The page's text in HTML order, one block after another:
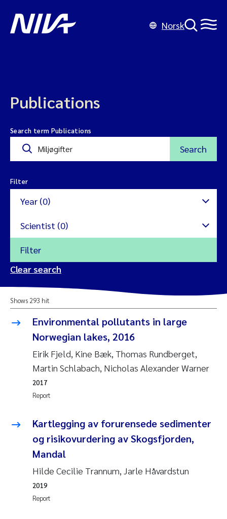
Norsk
Publications
Search term Publications
Search
Filter
Year (0)
2024
2023
2022
2021
2019
2018
2017
Scientist (0)
Amy Lusher
Åse Åtland
Trine Bekkby
Jannicke Moe
Johnny Håll
Philip Wallhead
Reset
Filter
Clear search
Shows 293 hit
Environmental pollutants in large
Norwegian lakes, 2016
Eirik Fjeld, Kine Bæk, Thomas Rundberget,
Martin Schlabach, Nicholas Alexander Warner
Report
2017
Kartlegging av forurensede sedimenter
og risikovurdering av Skogsfjorden,
Mandal
Hilde Cecilie Trannum, Jarle Håvardstun
Report
2019